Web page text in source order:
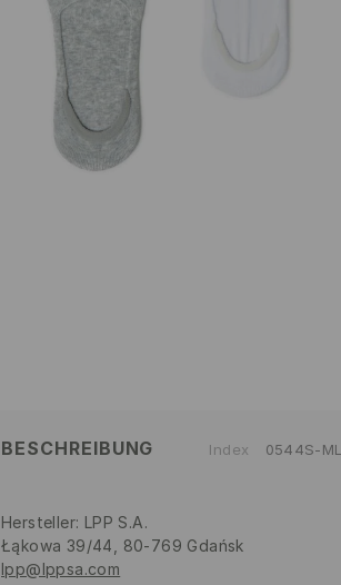
BESCHREIBUNG Index 0544S-
Hersteller: LPP S.A.
Łąkowa 39/44, 80-769 Gdańsk
lpp@lppsa.com